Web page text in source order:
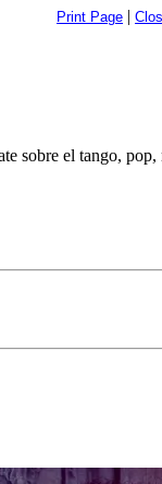
Print Page |
sobre el tango,